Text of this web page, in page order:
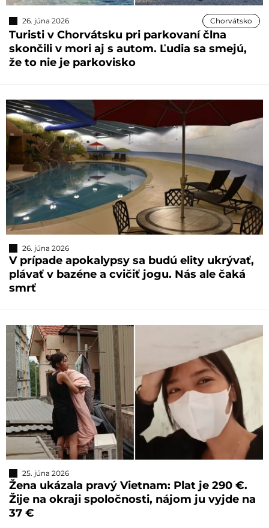
26. júna 2026 Chorvátsko
Turisti v Chorvátsku pri parkovaní člna
skončili v mori aj s autom. Ľudia sa smejú,
že to nie je parkovisko
26. júna 2026
V prípade apokalypsy sa budú elity ukrývať,
plávať v bazéne a cvičiť jogu. Nás ale čaká
smrť
25. júna 2026
Žena ukázala pravý Vietnam: Plat je 290 €.
Žije na okraji spoločnosti, nájom ju vyjde na
37 €